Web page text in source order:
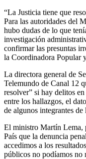
“La Justicia tiene que
Para las autoridades del
hubo dudas de lo que
investigación
confirmar las presuntas
la Coordinadora Popular
La directora general de
Telemundo de Canal 12
resolver” si hay delitos
entre los hallazgos, el
de algunos integrantes de
El ministro Martín Lema,
País que la denuncia
accedimos a los
públicos no podíamos no